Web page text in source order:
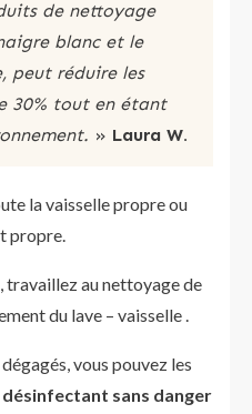
de nettoyage
blanc et le
peut réduire les
30% tout en étant
» Laura W.
la vaisselle propre ou
propre.
travaillez au nettoyage de
du lave – vaisselle .
vous pouvez les
sans danger